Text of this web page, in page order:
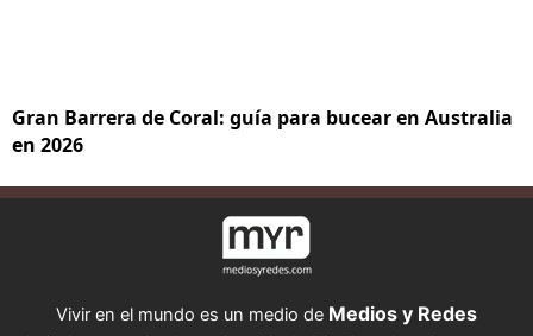
Gran Barrera de Coral: guía para bucear en Australia
en 2026
Vivir en el mundo es un medio de Medios y Redes